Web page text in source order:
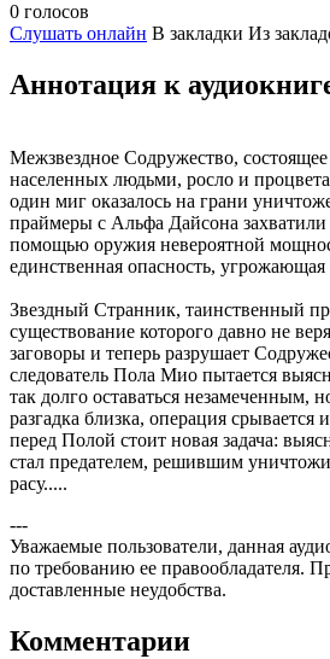
0 голосов
Слушать онлайн В закладки Из
Аннотация к
Межзвездное Содружество, состоящее
населенных людьми, росло и
один миг оказалось на грани
праймеры с Альфа Дайсона захватили
помощью оружия невероятной
единственная опасность, угрожающая
Звездный Странник, таинственный
существование которого давно не
заговоры и теперь разрушает
следователь Пола Мио пытается
так долго оставаться незамеченным,
разгадка близка, операция срывается
перед Полой стоит новая задача:
стал предателем, решившим
расу.....
---
Уважаемые пользователи, данная
по требованию ее правообладателя.
доставленные неудобства.
Комментарии